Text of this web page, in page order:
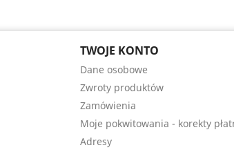
TWOJE KONTO
Dane osobowe
Zwroty produktów
Zamówienia
Moje pokwitowania - korekty
Adresy